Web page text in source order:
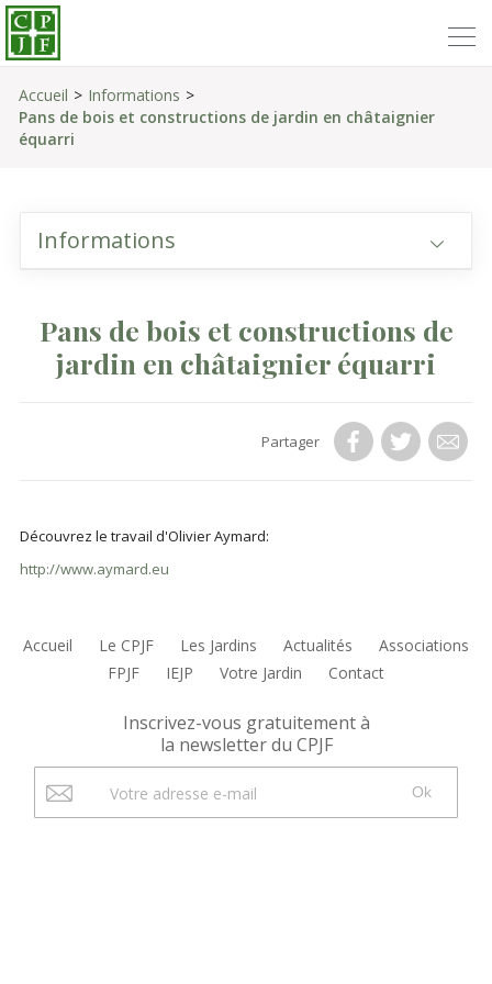
Accueil
Informations
Pans de bois et constructions de jardin en châtaignier
équarri
Informations
Pans de bois et constructions de
jardin en châtaignier équarri
Partager
Découvrez le travail d'Olivier Aymard:
http://www.aymard.eu
Accueil Le CPJF Les Jardins Actualités
Associations
FPJF
IEJP Votre Jardin Contact
Inscrivez-vous gratuitement à
la newsletter du CPJF
Ok